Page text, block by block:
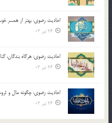
احادیث رضوی: بهتر از همسر
26 تیر 03
احادیث رضوی: هرگاه بندگان،
26 تیر 03
احادیث رضوی: چگونه مال و
26 تیر 03